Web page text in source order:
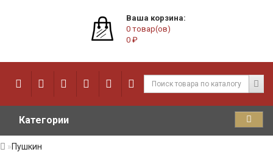
Ваша корзина:
0 товар(ов)
0 ₽
Категории
Пушкин